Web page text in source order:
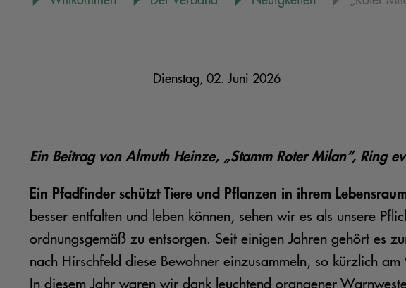
Dienstag, 02. Juni 2026
Ein Beitrag von Almuth Heinze, „Stamm Roter Milan“, Ring
Ein Pfadfinder schützt Tiere und Pflanzen in ihrem
besser entfalten und leben können, sehen wir es als unsere
ordnungsgemäß zu entsorgen. Seit einigen Jahren gehört es
nach Hirschfeld diese Bewohner einzusammeln, so kürzlich
In diesem Jahr waren wir dank leuchtend orangener